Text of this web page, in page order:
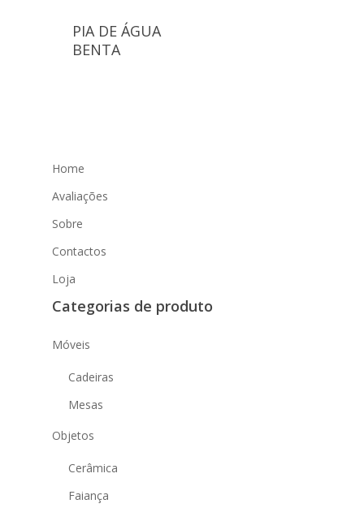
PIA DE ÁGUA
BENTA
Home
Avaliações
Sobre
Contactos
Loja
Categorias de produto
Móveis
Cadeiras
Mesas
Objetos
Cerâmica
Faiança